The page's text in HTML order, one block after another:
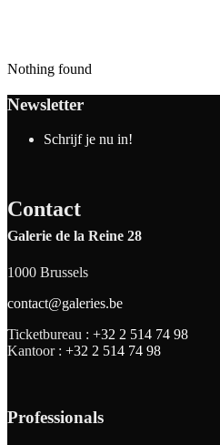
Nothing found
Newsletter
Schrijf je nu in!
Contact
Galerie de la Reine 28
1000 Brussels
contact@galeries.be
Ticketbureau : +32 2 514 74 98
Kantoor : +32 2 514 74 98
Professionals